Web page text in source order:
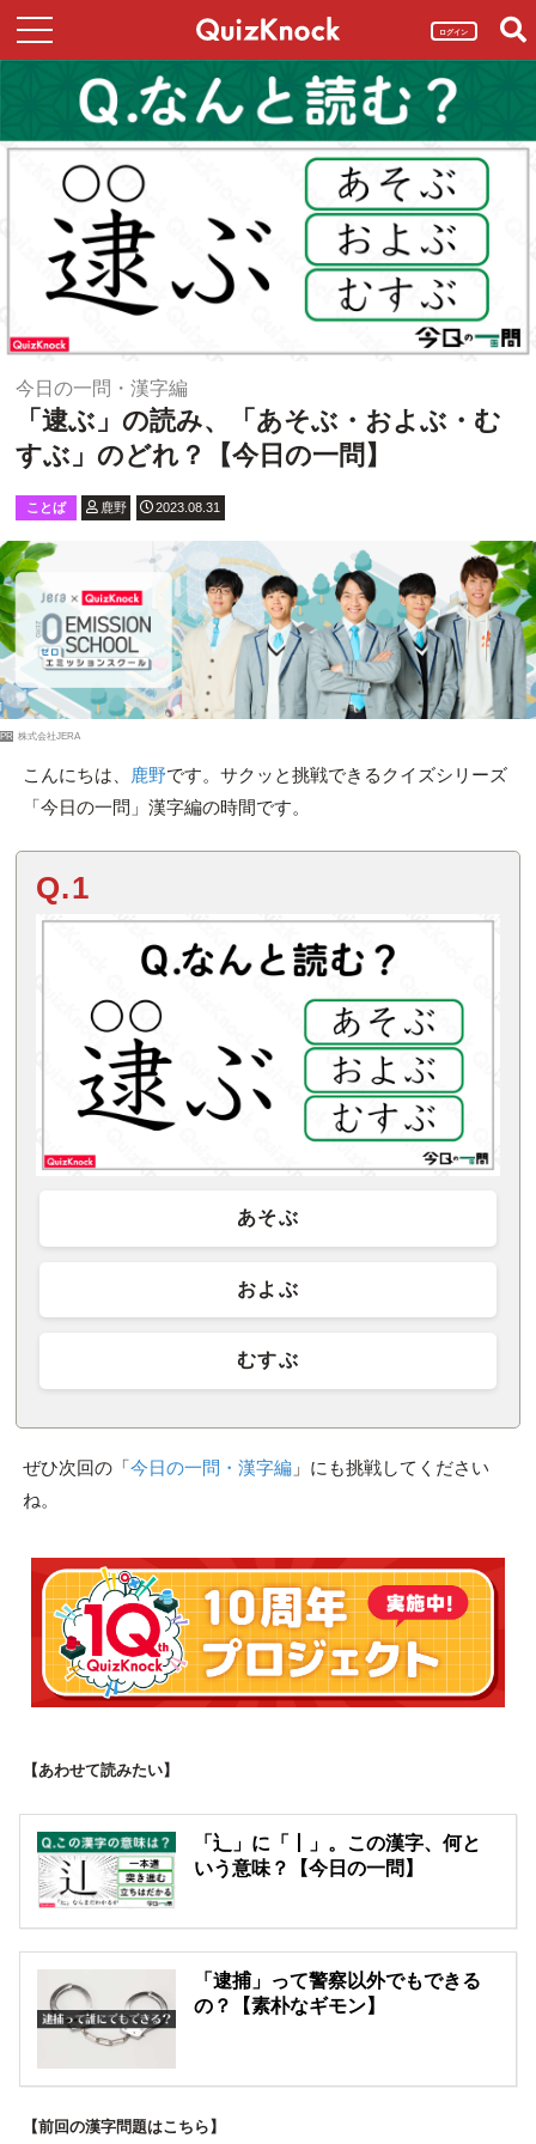
ログイン
今日の一問・漢字編
「逮ぶ」の読み、「あそぶ・およぶ・む
すぶ」のどれ？【今日の一問】
ことば 鹿野 2023.08.31
PR 株式会社JERA
こんにちは、 鹿野です。サクッと挑戦できるクイズシリーズ
「今日の一問」漢字編の時間です。
Q.1
あそぶ
およぶ
むすぶ
ぜひ次回の「今日の一問・漢字編」にも挑戦してください
ね。
【あわせて読みたい】
「辶」に「丨」。この漢字、何と
いう意味？【今日の一問】
「逮捕」って警察以外でもできる
の？【素朴なギモン】
【前回の漢字問題はこちら】